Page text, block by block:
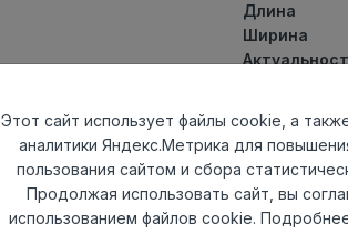
Длина
Ширина
Толщина
Поверхность
Страна
Номер
Этот сайт использует файлы cookie, а
аналитики Яндекс.Метрика для
пользования сайтом и сбора
Продолжая использовать сайт, вы
использованием файлов cookie.